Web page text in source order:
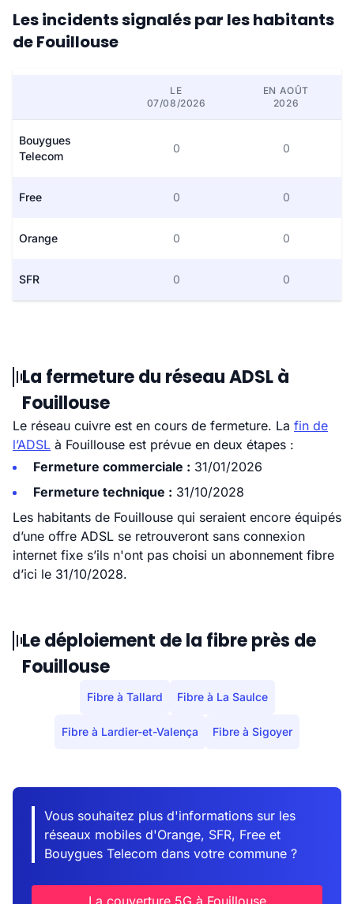
Les incidents signalés par les habitants
de Fouillouse
LE
07/08/2026
EN AOÛT
2026
Bouygues
Telecom
0 0
Free 0 0
Orange 0 0
SFR 0 0
La fermeture du réseau ADSL à
Fouillouse
Le réseau cuivre est en cours de fermeture. La fin de
l’ADSL à Fouillouse est prévue en deux étapes :
Fermeture commerciale : 31/01/2026
Fermeture technique : 31/10/2028
Les habitants de Fouillouse qui seraient encore équipés
d’une offre ADSL se retrouveront sans connexion
internet fixe s’ils n'ont pas choisi un abonnement fibre
d’ici le 31/10/2028.
Le déploiement de la fibre près de
Fouillouse
Fibre à Tallard Fibre à La Saulce
Fibre à Lardier-et-Valença Fibre à Sigoyer
Vous souhaitez plus d'informations sur les
réseaux mobiles d'Orange, SFR, Free et
Bouygues Telecom dans votre commune ?
La couverture 5G à Fouillouse